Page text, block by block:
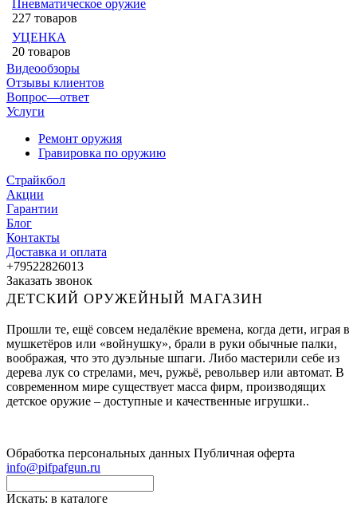
Пневматическое оружие
227 товаров
УЦЕНКА
20 товаров
Видеообзоры
Отзывы клиентов
Вопрос—ответ
Услуги
Ремонт оружия
Гравировка по оружию
Страйкбол
Акции
Гарантии
Блог
Контакты
Доставка и оплата
+79522826013
Заказать звонок
ДЕТСКИЙ ОРУЖЕЙНЫЙ МАГАЗИН
Прошли те, ещё совсем недалёкие времена, когда дети, играя в
мушкетёров или «войнушку», брали в руки обычные палки,
воображая, что это дуэльные шпаги. Либо мастерили себе из
дерева лук со стрелами, меч, ружьё, револьвер или автомат. В
современном мире существует масса фирм, производящих
детское оружие – доступные и качественные игрушки..
Обработка персональных данных Публичная оферта
info@pifpafgun.ru
Искать: в каталоге